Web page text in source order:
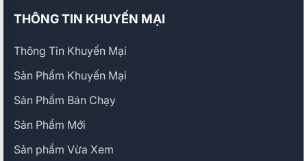
THÔNG TIN KHUYẾN MẠI
Thông Tin Khuyến Mại
Sản Phẩm Khuyến Mại
Sản Phẩm Bán Chạy
Sản Phẩm Mới
Sản phẩm Vừa Xem